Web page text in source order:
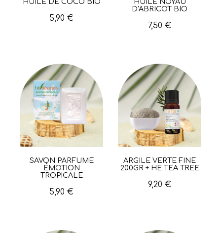
Aperçu rapide
5,90 €
Aperçu rapide
D'ABRICOT BIO
7,50 €
Aperçu rapide
SAVON PARFUMÉ
ÉMOTION
TROPICALE
5,90 €
Aperçu rapide
ARGILE VERTE FINE
200GR + HE TEA TREE
9,20 €